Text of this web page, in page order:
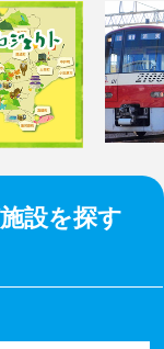
設を探す